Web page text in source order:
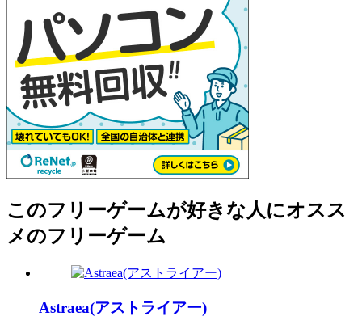
このフリーゲームが好きな人にオスス
メのフリーゲーム
Astraea(アストライアー)